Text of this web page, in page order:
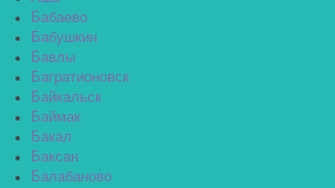
Бабаево
Бабушкин
Бавлы
Багратионовск
Байкальск
Баймак
Бакал
Баксан
Балабаново